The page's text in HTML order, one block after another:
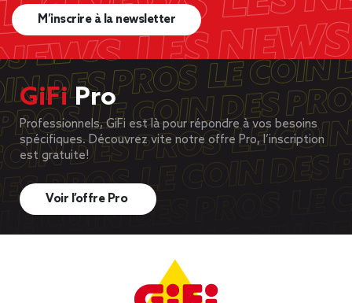
M’inscrire à la newsletter
GiFiPro
Professionnels, GiFi est là pour répondre à vos besoins
spécifiques. Découvrez vite notre offre Pro, l’inscription
est gratuite!
Voir l’offre Pro